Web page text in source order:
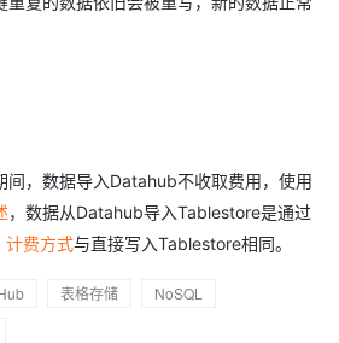
间，数据导入Datahub不收取费用，使用
，数据从Datahub导入Tablestore是通过
计费方式与直接写入Tablestore相同。
表格存储
NoSQL